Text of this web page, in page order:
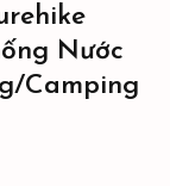
Nước
Camping